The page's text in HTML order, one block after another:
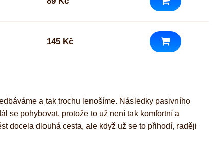
145 Kč
a tak trochu lenošíme. Následky pasivního
se pohybovat, protože to už není tak komfortní a
docela dlouhá cesta, ale když už se to přihodí, raději